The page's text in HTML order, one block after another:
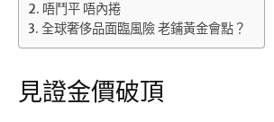
唔鬥平 唔內捲
全球奢侈品面臨風險 老鋪黃金會點？
見證金價破頂